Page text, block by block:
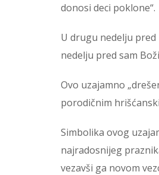
donosi deci poklone“.
U drugu nedelju pred
nedelju pred sam
Ovo uzajamno
porodičnim
Simbolika ovog
najradosnijeg
vezavši ga novom